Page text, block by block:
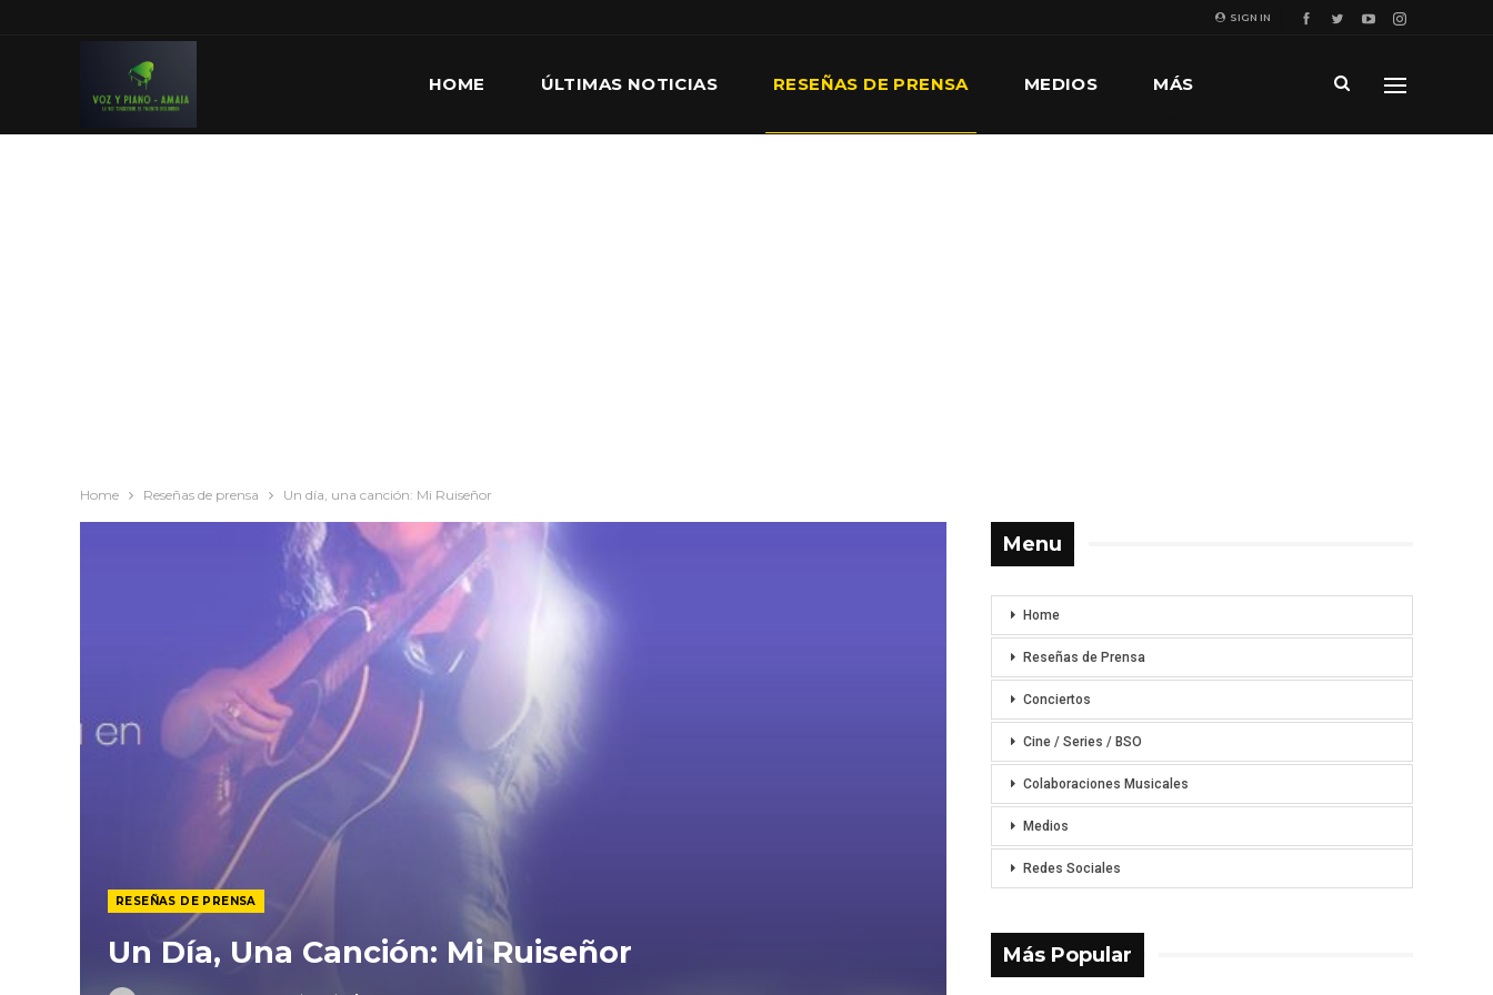
SIGN IN
HOME ÚLTIMAS NOTICIAS RESEÑAS DE PRENSA MEDIOS MÁS
Home Reseñas de prensa Un día, una canción: Mi Ruiseñor
RESEÑAS DE PRENSA
Un Día, Una Canción: Mi Ruiseñor
Menu
Home
Reseñas de Prensa
Conciertos
Cine / Series / BSO
Colaboraciones Musicales
Medios
Redes Sociales
Más Popular